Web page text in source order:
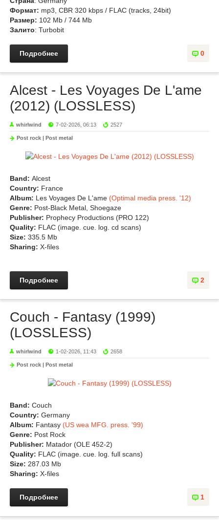
Формат: mp3, CBR 320 kbps / FLAC (tracks, 24bit)
Размер: 102 Mb / 744 Mb
Залито: Turbobit
0
Подробнее
Alcest - Les Voyages De L'ame
(2012) (LOSSLESS)
whirlwind 7-02-2026, 06:13 2527
Post rock | Post metal
Band: Alcest
Country: France
Album: Les Voyages De L'ame (Optimal media press. '12)
Genre: Post-Black Metal, Shoegaze
Publisher: Prophecy Productions (PRO 122)
Quality: FLAC (image. cue. log. cd scans)
Size: 335.5 Mb
Sharing: X-files
2
Подробнее
Couch - Fantasy (1999)
(LOSSLESS)
whirlwind 1-02-2026, 11:43 2658
Post rock | Post metal
Band: Couch
Country: Germany
Album: Fantasy (US wea MFG. press. '99)
Genre: Post Rock
Publisher: Matador (OLE 452-2)
Quality: FLAC (image. cue. log. full scans)
Size: 287.03 Mb
Sharing: X-files
1
Подробнее